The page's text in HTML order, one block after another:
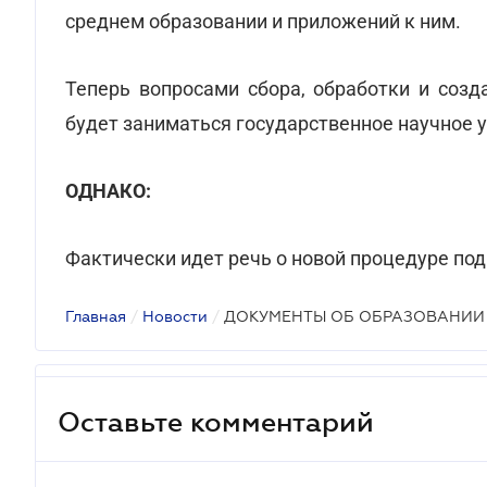
среднем образовании и приложений к ним.
Теперь вопросами сбора, обработки и
будет заниматься государственное
ОДНАКО:
Фактически идет речь о новой процедуре
Главная / Новости / ДОКУМЕНТЫ ОБ ОБРАЗОВАНИИ
Оставьте комментарий